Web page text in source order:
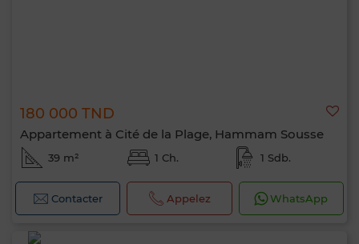
180 000 TND
Appartement à Cité de la Plage, Hammam Sousse
39 m² 1 Ch. 1 Sdb.
Contacter Appelez WhatsApp